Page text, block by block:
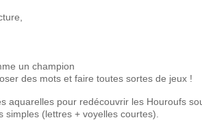
un champion
des mots et faire toutes sortes de jeux !
aquarelles pour redécouvrir les Houroufs
(lettres + voyelles courtes).